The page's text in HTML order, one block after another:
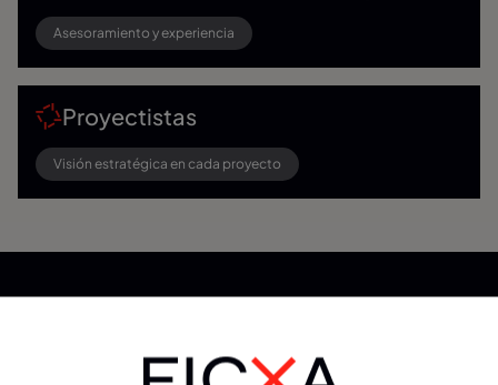
Asesoramiento y experiencia
Proyectistas
Visión estratégica en cada proyecto